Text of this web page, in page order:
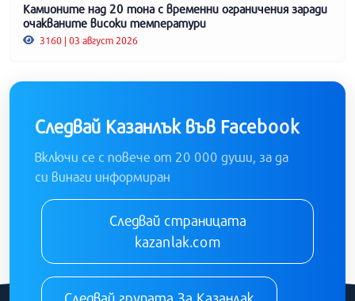
Камионите над 20 тона с временни ограничения заради
очакваните високи температури
3160 | 03 август 2026
Следвай Казанлък във Facebook
Включи се с повече от 20 000 души, за да
си винаги информиран
Следвай страницата
kazanlak.com